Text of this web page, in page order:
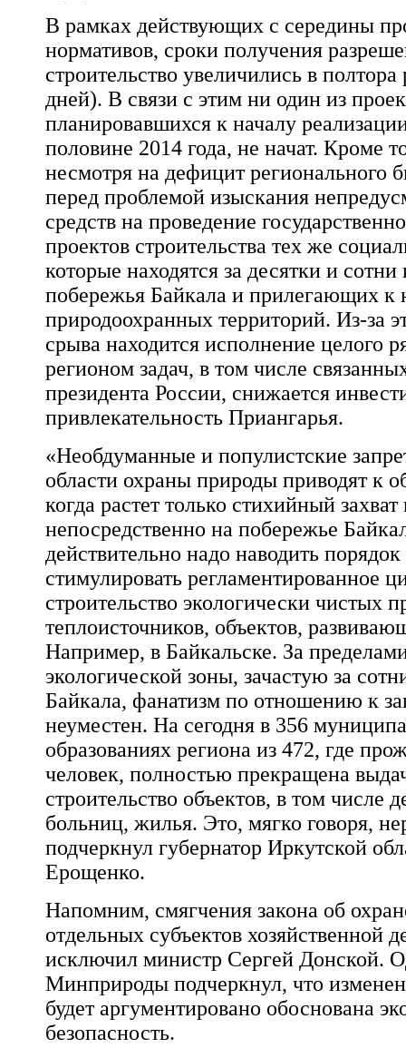
В рамках действующих с середины
нормативов, сроки получения
строительство увеличились в полтора
дней). В связи с этим ни один из
планировавшихся к началу
половине 2014 года, не начат. Кроме
несмотря на дефицит регионального
перед проблемой изыскания
средств на проведение
проектов строительства тех же
которые находятся за десятки и
побережья Байкала и прилегающих к
природоохранных территорий. Из-за
срыва находится исполнение целого
регионом задач, в том числе
президента России, снижается
привлекательность Приангарья.
«Необдуманные и популистские
области охраны природы приводят к
когда растет только стихийный
непосредственно на побережье
действительно надо наводить порядок
стимулировать регламентированное
строительство экологически чистых
теплоисточников, объектов,
Например, в Байкальске. За
экологической зоны, зачастую за
Байкала, фанатизм по отношению к
неуместен. На сегодня в 356
образованиях региона из 472, где
человек, полностью прекращена
строительство объектов, в том числе
больниц, жилья. Это, мягко говоря,
подчеркнул губернатор Иркутской
Ерощенко.
Напомним, смягчения закона об
отдельных субъектов хозяйственной
исключил министр Сергей Донской.
Минприроды подчеркнул, что
будет аргументировано обоснована
безопасность.